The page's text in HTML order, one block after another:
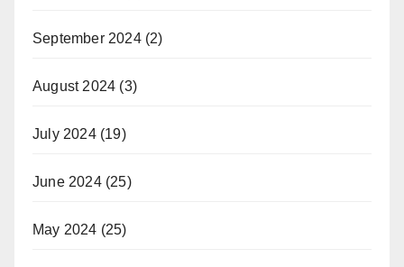
September 2024(2)
August 2024 (3)
July 2024(19)
June 2024(25)
May 2024 (25)